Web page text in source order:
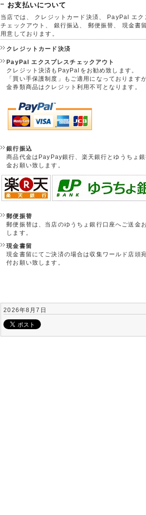
お支払いについて
当店では、 クレジットカード決済、 PayPal エク
チェックアウト、 銀行振込、 郵便振替、 現金書
用意しております。
クレジットカード決済
PayPal エクスプレスチェックアウト
クレジット決済もPayPalをお勧め致します。
「買い手保護制度」もご適用になっておりますが
金券類商品はクレジット利用不可となります。
銀行振込
商品代金はPayPay銀行、楽天銀行とゆうちょ銀
金お願い致します。
郵便振替
郵便振替は、当店のゆうちょ銀行口座へご送金
します。
現金書留
現金書留にてご決済の場合は収集ワールド店頭
付お願い致します。
2026年8月7日